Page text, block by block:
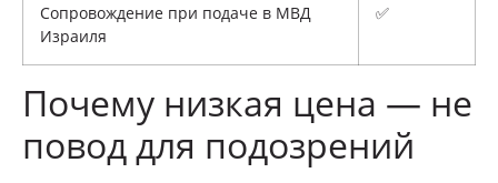
Сопровождение при подаче в МВД
Израиля
✅
Почему низкая цена — не
повод для подозрений